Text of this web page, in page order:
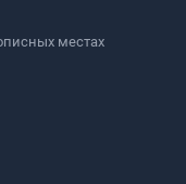
местах